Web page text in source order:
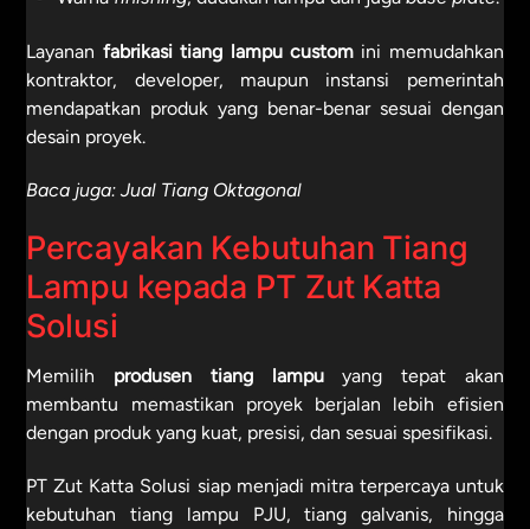
Layanan fabrikasi tiang lampu customini memudahkan
kontraktor, developer, maupun instansi pemerintah
mendapatkan produk yang benar-benar sesuai dengan
desain proyek.
Baca juga:Jual Tiang Oktagonal
Percayakan Kebutuhan Tiang
Lampu kepada PT Zut Katta
Solusi
Memilih produsen tiang lampuyang tepat akan
membantu memastikan proyek berjalan lebih efisien
dengan produk yang kuat, presisi, dan sesuai spesifikasi.
PT Zut Katta Solusi siap menjadi mitra terpercaya untuk
kebutuhan tiang lampu PJU, tiang galvanis, hingga